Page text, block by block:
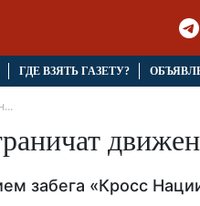
ГДЕ ВЗЯТЬ ГАЗЕТУ?
забега «Кросс